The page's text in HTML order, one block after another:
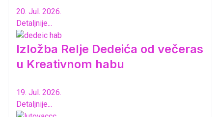
20. Jul. 2026.
Detaljnije...
Izložba Relje Dedeića od večeras
u Kreativnom habu
19. Jul. 2026.
Detaljnije...